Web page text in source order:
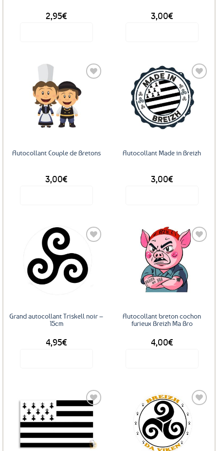
2,95€ 3,00€
Autocollant Couple de Bretons
3,00€
Ajouter
aux
favoris
Autocollant Made in Breizh
3,00€
Ajouter
aux
favoris
Grand autocollant Triskell noir –
15cm
4,95€
favoris
Autocollant breton cochon
furieux Breizh Ma Bro
4,00€
Ajouter
aux
favoris